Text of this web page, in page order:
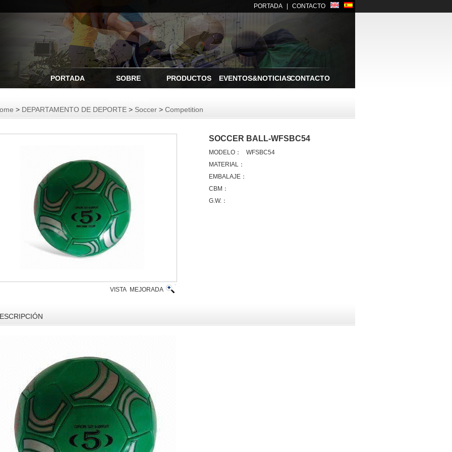
PORTADA CONTACTO
PORTADA SOBRE PRODUCTOS EVENTOS&NOTICIASCONTACTO
> DEPARTAMENTO DE DEPORTE > Soccer > Competition
VISTA MEJORADA
SOCCER BALL-WFSBC54
MODELO：
WFSBC54
MATERIAL：
EMBALAJE：
CBM：
G.W.：